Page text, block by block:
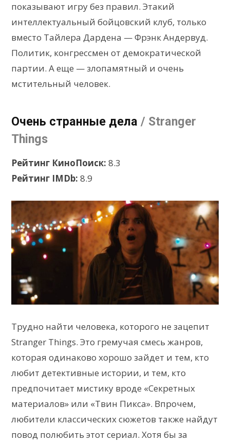
показывают игру без правил. Этакий
интеллектуальный бойцовский клуб, только
вместо Тайлера Дардена — Фрэнк Андервуд.
Политик, конгрессмен от демократической
партии. А еще — злопамятный и очень
мстительный человек.
Очень странные дела / Stranger
Things
Рейтинг КиноПоиск: 8.3
Рейтинг IMDb: 8.9
Трудно найти человека, которого не зацепит
Stranger Things. Это гремучая смесь жанров,
которая одинаково хорошо зайдет и тем, кто
любит детективные истории, и тем, кто
предпочитает мистику вроде «Секретных
материалов» или «Твин Пикса». Впрочем,
любители классических сюжетов также найдут
повод полюбить этот сериал. Хотя бы за